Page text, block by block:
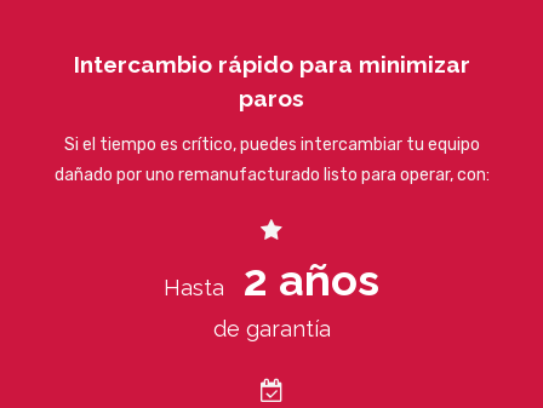
Intercambio rápido para minimizar
paros
Si el tiempo es crítico, puedes intercambiar tu equipo
dañado por uno remanufacturado listo para operar, con:
Hasta 2 años
de garantía